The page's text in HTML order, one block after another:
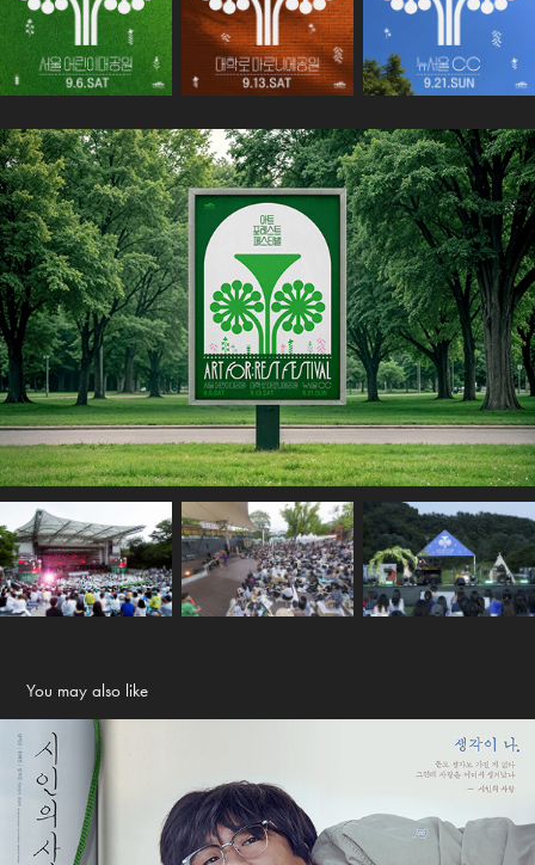
You may also like
The Poet and The Boy